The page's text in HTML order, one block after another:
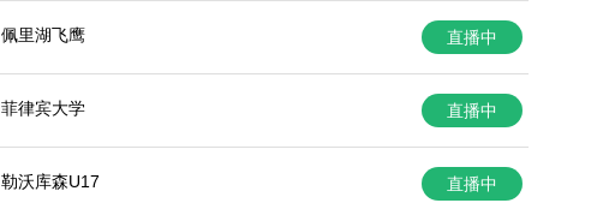
佩里湖飞鹰 直播中
菲律宾大学 直播中
勒沃库森U17 直播中